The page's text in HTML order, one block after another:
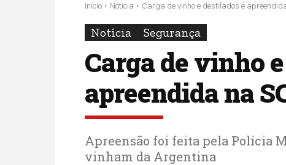
Início Notícia Carga de vinho e destilados é
Notícia Segurança
Carga de vinho
apreendida na
Apreensão foi feita pela Polícia
vinham da Argentina